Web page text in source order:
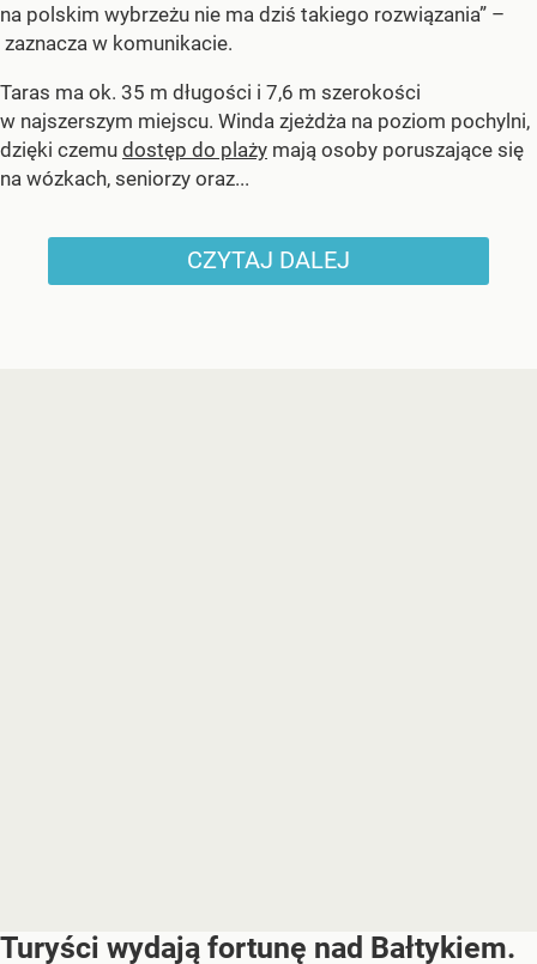
na polskim wybrzeżu nie ma dziś takiego rozwiązania” –
zaznacza w komunikacie.
Taras ma ok. 35 m długości i 7,6 m szerokości
w najszerszym miejscu. Winda zjeżdża na poziom pochylni,
dzięki czemu dostęp do plaży mają osoby poruszające się
na wózkach, seniorzy oraz...
CZYTAJ DALEJ
Turyści wydają fortunę nad Bałtykiem.